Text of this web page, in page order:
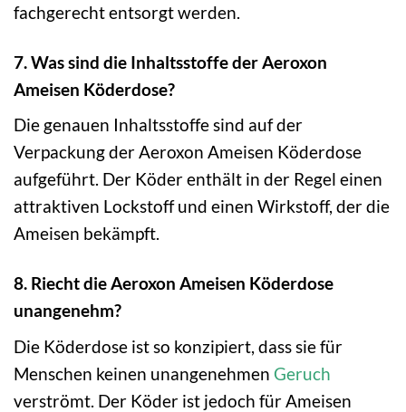
fachgerecht entsorgt werden.
7. Was sind die Inhaltsstoffe der Aeroxon
Ameisen Köderdose?
Die genauen Inhaltsstoffe sind auf der
Verpackung der Aeroxon Ameisen Köderdose
aufgeführt. Der Köder enthält in der Regel einen
attraktiven Lockstoff und einen Wirkstoff, der die
Ameisen bekämpft.
8. Riecht die Aeroxon Ameisen Köderdose
unangenehm?
Die Köderdose ist so konzipiert, dass sie für
Menschen keinen unangenehmen Geruch
verströmt. Der Köder ist jedoch für Ameisen